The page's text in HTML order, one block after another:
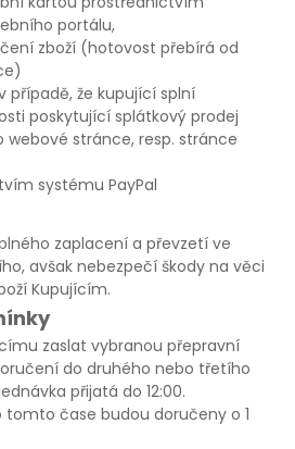
portálu,
zboží (hotovost přebírá od
případě, že kupující splní
poskytující splátkový prodej
stránce, resp. stránce
systému PayPal
zaplacení a převzetí ve
avšak nebezpečí škody na věci
Kupujícím.
zaslat vybranou přepravní
do druhého nebo třetího
přijatá do 12:00.
čase budou doručeny o 1